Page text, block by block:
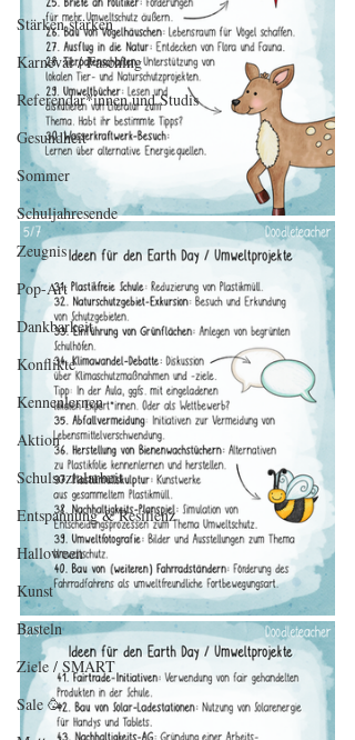
Stärken stärken
Karneval / Fasching
Referendar*innen und Studis
Gesundheit
Sommer
Schuljahresende
Zeugnis
Pop-Art
Dankbarkeit
Konflikte
Kennenlernen
Aktion
Schulsozialarbeit
Entspannung & Resilienz
Halloween
Kunst
Basteln
Ziele / SMART
Sale 🥳